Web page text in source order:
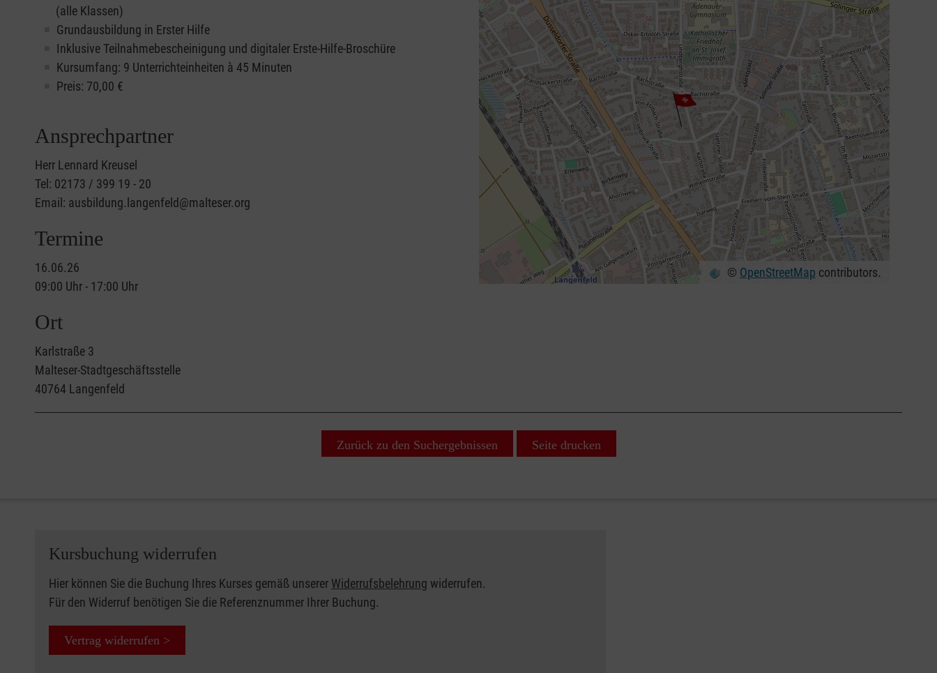
(alle Klassen)
Grundausbildung in Erster Hilfe
Inklusive Teilnahmebescheinigung und digitaler Erste-Hilfe-Broschüre
Kursumfang: 9 Unterrichteinheiten à 45 Minuten
Preis: 70,00 €
Ansprechpartner
Herr Lennard Kreusel
Tel: 02173 / 399 19 - 20
Email: ausbildung.langenfeld@malteser.org
Termine
16.06.26
09:00 Uhr - 17:00 Uhr
Ort
Karlstraße 3
Malteser-Stadtgeschäftsstelle
40764 Langenfeld
© OpenStreetMap contributors.
Zurück zu den Suchergebnissen Seite drucken
Kursbuchung widerrufen
Hier können Sie die Buchung Ihres Kurses gemäß unserer Widerrufsbelehrung widerrufen.
Für den Widerruf benötigen Sie die Referenznummer Ihrer Buchung.
Vertrag widerrufen >